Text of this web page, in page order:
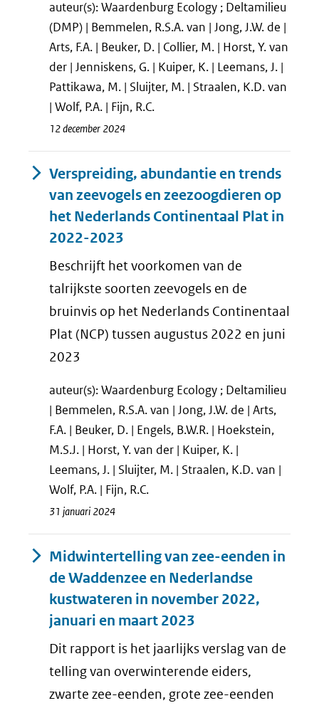
auteur(s): Waardenburg Ecology ; Deltamilieu
(DMP) | Bemmelen, R.S.A. van | Jong, J.W. de |
Arts, F.A. | Beuker, D. | Collier, M. | Horst, Y. van
der | Jenniskens, G. | Kuiper, K. | Leemans, J. |
Pattikawa, M. | Sluijter, M. | Straalen, K.D. van
| Wolf, P.A. | Fijn, R.C.
12 december 2024
Verspreiding, abundantie en trends
van zeevogels en zeezoogdieren op
het Nederlands Continentaal Plat in
2022-2023
Beschrijft het voorkomen van de
talrijkste soorten zeevogels en de
bruinvis op het Nederlands Continentaal
Plat (NCP) tussen augustus 2022 en juni
2023
auteur(s): Waardenburg Ecology ; Deltamilieu
| Bemmelen, R.S.A. van | Jong, J.W. de | Arts,
F.A. | Beuker, D. | Engels, B.W.R. | Hoekstein,
M.S.J. | Horst, Y. van der | Kuiper, K. |
Leemans, J. | Sluijter, M. | Straalen, K.D. van |
Wolf, P.A. | Fijn, R.C.
31 januari 2024
Midwintertelling van zee-eenden in
de Waddenzee en Nederlandse
kustwateren in november 2022,
januari en maart 2023
Dit rapport is het jaarlijks verslag van de
telling van overwinterende eiders,
zwarte zee-eenden, grote zee-eenden